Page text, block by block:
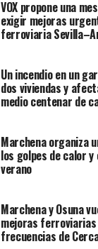
VOX propone una
exigir mejoras
ferroviaria
Un incendio en un
dos viviendas y
medio centenar de
Marchena organiza
los golpes de calor
verano
Marchena y Osuna
mejoras
frecuencias de